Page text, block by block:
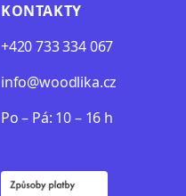
KONTAKTY
+420 733 334 067
info@woodlika.cz
Po – Pá: 10 – 16 h